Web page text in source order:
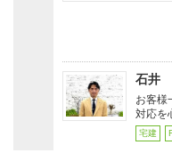
石井
お客様
対応を
宅建